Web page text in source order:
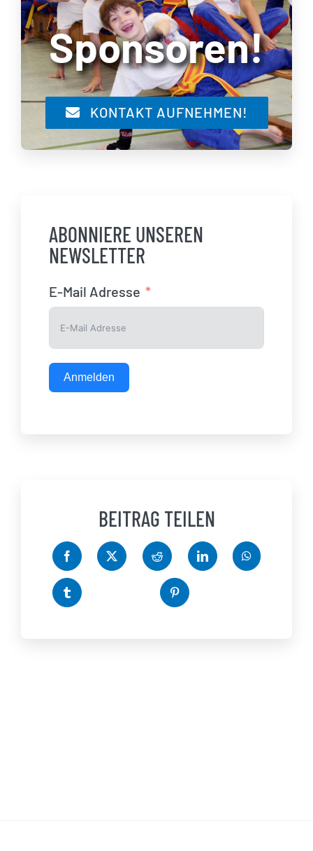
Sponsoren!
KONTAKT AUFNEHMEN!
ABONNIERE UNSEREN
NEWSLETTER
E-Mail Adresse
Anmelden
BEITRAG TEILEN